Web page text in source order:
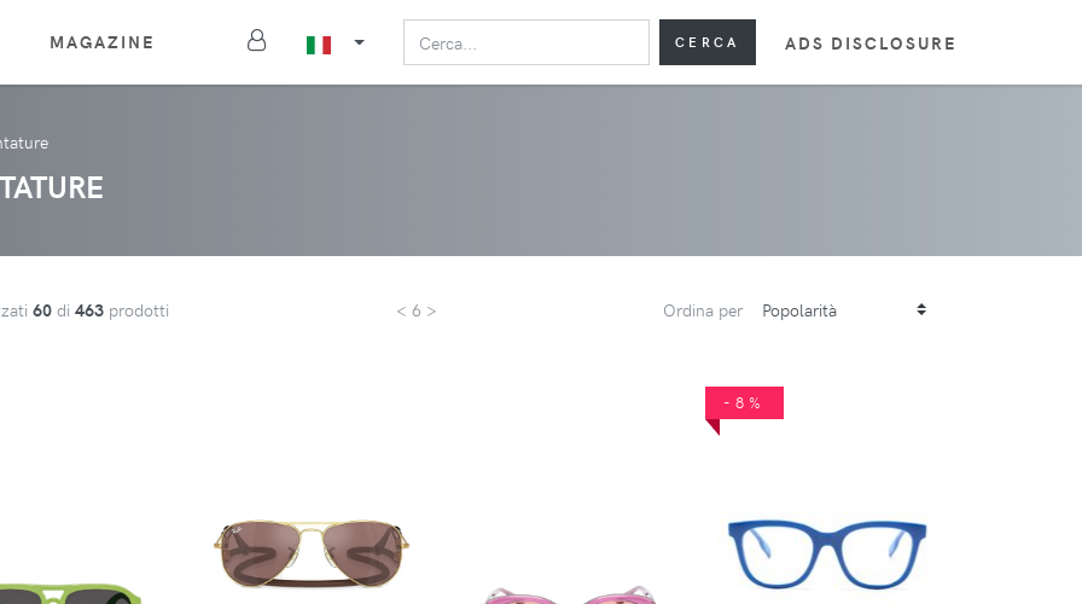
MAGAZINE CERCA ADS DISCLOSURE
60 di 463 prodotti < 6 > Ordina per
-8%